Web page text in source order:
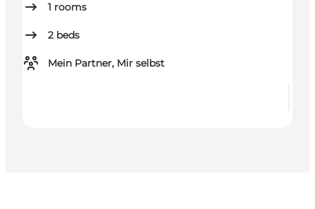
1 rooms
2 beds
Mein Partner, Mir selbst